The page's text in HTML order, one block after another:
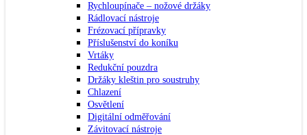
Rychloupínače – nožové držáky
Rádlovací nástroje
Frézovací přípravky
Příslušenství do koníku
Vrtáky
Redukční pouzdra
Držáky kleštin pro soustruhy
Chlazení
Osvětlení
Digitální odměřování
Závitovací nástroje